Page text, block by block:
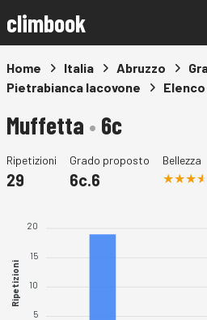
climbook
Home Italia Abruzzo
Pietrabianca Iacovone
Muffetta • 6c
Ripetizioni
29
Grado proposto
6c.6
Bellezza
20
15
10
5
Ripetizioni